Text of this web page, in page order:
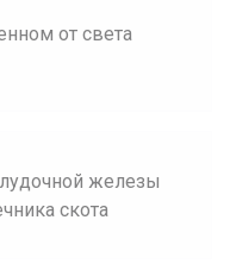
от света
железы
скота